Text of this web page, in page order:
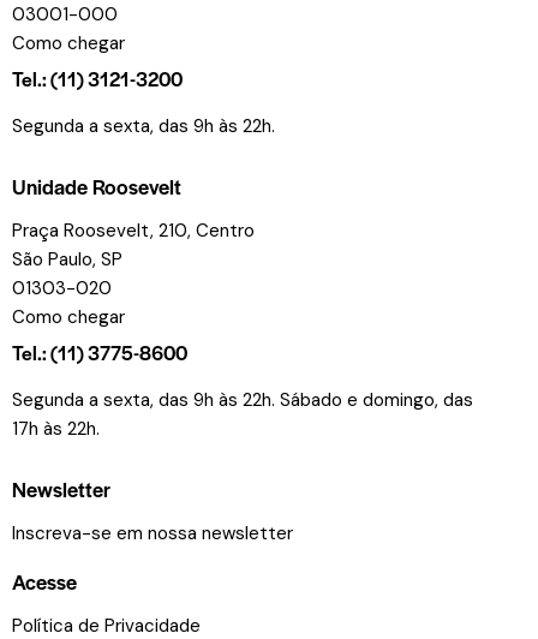
03001-000
Como chegar
Tel.: (11) 3121-3200
Segunda a sexta, das 9h às 22h.
Unidade Roosevelt
Praça Roosevelt, 210, Centro
São Paulo, SP
01303-020
Como chegar
Tel.: (11) 3775-8600
Segunda a sexta, das 9h às 22h. Sábado e domingo, das
17h às 22h.
Newsletter
Inscreva-se em nossa newsletter
Acesse
Política de Privacidade